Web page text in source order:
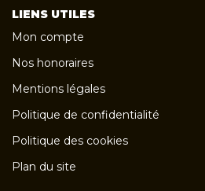
LIENS UTILES
Mon compte
Nos honoraires
Mentions légales
Politique de confidentialité
Politique des cookies
Plan du site